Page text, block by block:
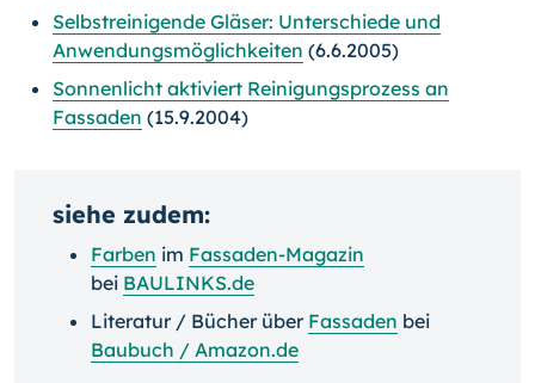
Selbstreinigende Gläser: Unterschiede und
Anwendungsmöglichkeiten (6.6.2005)
Sonnenlicht aktiviert Reinigungsprozess an
Fassaden (15.9.2004)
siehe zudem:
Farben im Fassaden-Magazin
bei BAULINKS.de
Literatur / Bücher über Fassaden bei
Baubuch / Amazon.de